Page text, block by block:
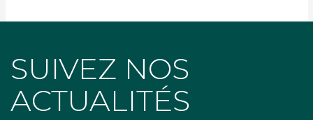
SUIVEZ NOS
ACTUALITÉS